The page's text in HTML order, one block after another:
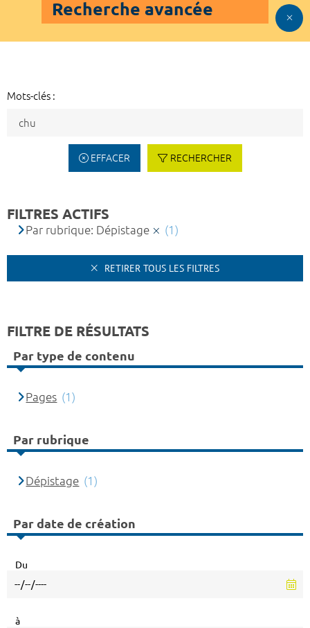
Recherche avancée
Mots-clés :
EFFACER RECHERCHER
FILTRES ACTIFS
Par rubrique: Dépistage (1)
RETIRER TOUS LES FILTRES
FILTRE DE RÉSULTATS
Par type de contenu
Pages (1)
Par rubrique
Dépistage (1)
Par date de création
Du
à